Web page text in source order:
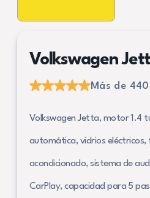
Volkswagen
Más de
Volkswagen Jetta, motor 1.4
automática, vidrios eléctricos,
acondicionado, sistema de
CarPlay, capacidad para 5